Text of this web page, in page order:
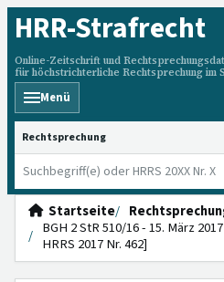
HRR-Strafrecht
Online-Zeitschrift und
für höchstrichterliche Rechtsprechung im
Menü
HRRS durchsuchen
Startseite
BGH 2 StR 510/16 - 15. März
HRRS 2017 Nr. 462]